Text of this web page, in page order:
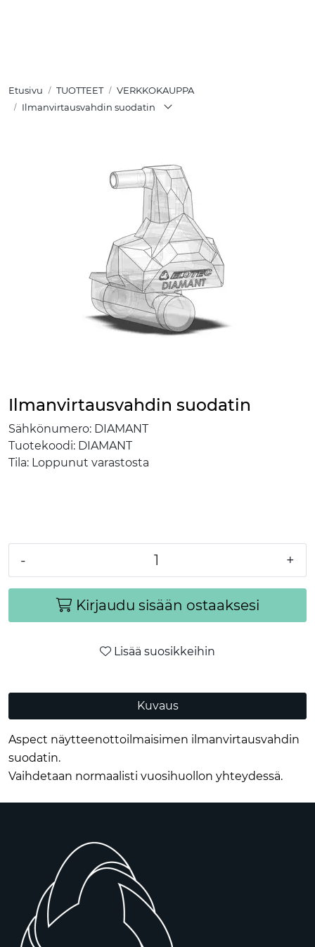
Etusivu TUOTTEET
VERKKOKAUPPA
Ilmanvirtausvahdin suodatin
Ilmanvirtausvahdin suodatin
Sähkönumero: DIAMANT
Tuotekoodi: DIAMANT
Tila: Loppunut varastosta
- +
Kirjaudu sisään ostaaksesi
Lisää suosikkeihin
Kuvaus
Aspect näytteenottoilmaisimen ilmanvirtausvahdin
suodatin.
Vaihdetaan normaalisti vuosihuollon yhteydessä.
RATKAISUT